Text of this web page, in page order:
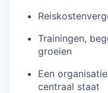
Trainingen,
groeien
Een
centraal staat